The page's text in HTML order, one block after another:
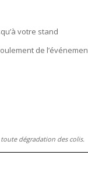
votre stand
de
dégradation des colis.